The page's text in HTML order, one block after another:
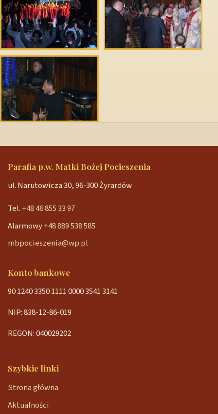
Parafia p.w. Matki Bożej Pocieszenia
ul. Narutowicza 30, 96-300 Żyrardów
Tel. +48 46 855 33 97
Alarmowy+48 889 538 585
mbpocieszenia@wp.pl
Konto bankowe
90 1240 3350 1111 0000 3541 3141
NIP: 838-12-86-019
REGON: 040029202
Szybkie linki
Strona główna
Aktualności